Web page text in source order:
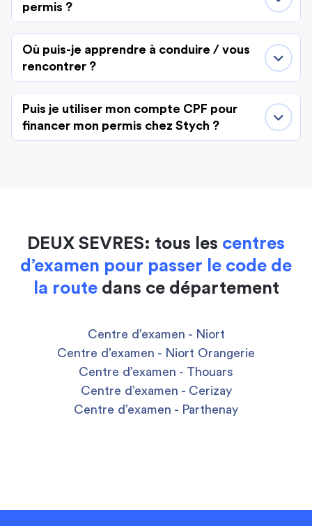
permis ?
Où puis-je apprendre à conduire / vous
rencontrer ?
Puis je utiliser mon compte CPF pour
financer mon permis chez Stych ?
DEUX SEVRES: tous les centres
d’examen pour passer le code de
la routedans ce département
Centre d’examen - Niort
Centre d’examen - Niort Orangerie
Centre d’examen - Thouars
Centre d’examen - Cerizay
Centre d’examen - Parthenay